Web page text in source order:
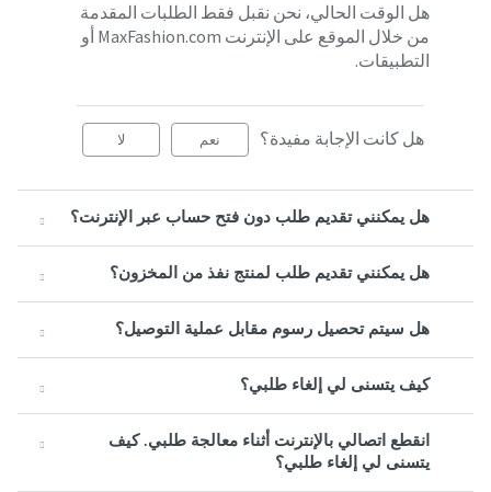
هل الوقت الحالي، نحن نقبل فقط الطلبات المقدمة
من خلال الموقع على الإنترنت MaxFashion.com أو
التطبيقات.
هل كانت الإجابة مفيدة؟ نعم لا
هل يمكنني تقديم طلب دون فتح حساب عبر الإنترنت؟
هل يمكنني تقديم طلب لمنتج نفذ من المخزون؟
هل سيتم تحصيل رسوم مقابل عملية التوصيل؟
كيف يتسنى لي إلغاء طلبي؟
انقطع اتصالي بالإنترنت أثناء معالجة طلبي. كيف
يتسنى لي إلغاء طلبي؟